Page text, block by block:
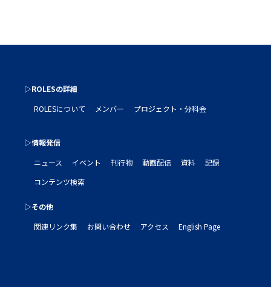
▷ROLESの詳細
ROLESについて
メンバー プロジェクト・分科会
▷情報発信
ニュース
イベント 刊行物 動画配信 資料
記録
コンテンツ検索
▷その他
関連リンク集
お問い合わせ アクセス English Page